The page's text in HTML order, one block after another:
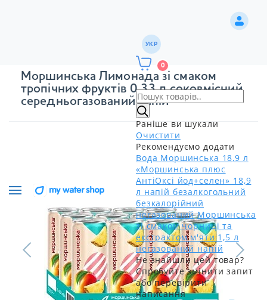
УКР
0
Раніше ви шукали
Очистити
Рекомендуємо додати
Вода Моршинська 18,9 л
«Моршинська плюс
АнтіОксі йод+селен» 18,9
л напій безалкогольний
безкалорійний
негазований Моршинська
зі смаком чорниці та
екстрактом м'яти 1,5 л
негазований напій
Не знайшли цей товар?
Спробуйте змінити запит
або перевірити
написання
Моршинська Лимонада зі смаком
тропічних фруктів 0,33 л соковмісний
середньогазований напій